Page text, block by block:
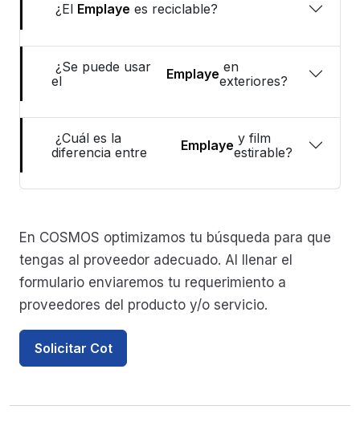
¿El Emplaye es reciclable?
¿Se puede usar
el
Emplaye en
exteriores?
¿Cuál es la
diferencia entre
Emplaye y film
estirable?
En COSMOS optimizamos tu búsqueda para que
tengas al proveedor adecuado. Al llenar el
formulario enviaremos tu requerimiento a
proveedores del producto y/o servicio.
Solicitar Cot